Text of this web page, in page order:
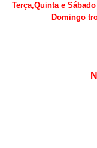
Terça,Quinta e
Domingo